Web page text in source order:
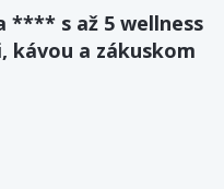
**** s až 5 wellness
kávou a zákuskom